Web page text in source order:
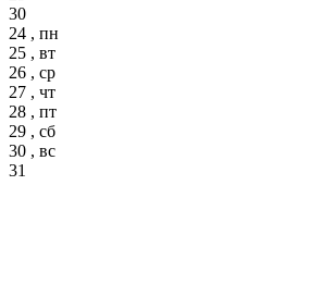
30
24 , пн
25 , вт
26 , ср
27 , чт
28 , пт
29 , сб
30 , вс
31